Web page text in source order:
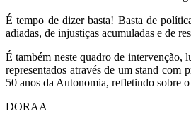
É tempo de dizer basta! Basta de
adiadas, de injustiças acumuladas e de
É também neste quadro de intervenção,
representados através de um stand com
50 anos da Autonomia, refletindo sobre
DORAA